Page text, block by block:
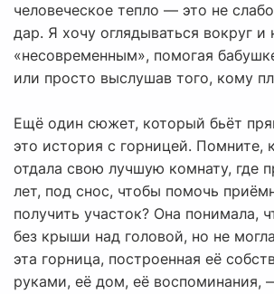
человеческое тепло — это не
дар. Я хочу оглядываться вокруг и
«несовременным», помогая
или просто выслушав того, кому
Ещё один сюжет, который бьёт
это история с горницей. Помните,
отдала свою лучшую комнату, где
лет, под снос, чтобы помочь
получить участок? Она понимала,
без крыши над головой, но не
эта горница, построенная её
руками, её дом, её воспоминания,